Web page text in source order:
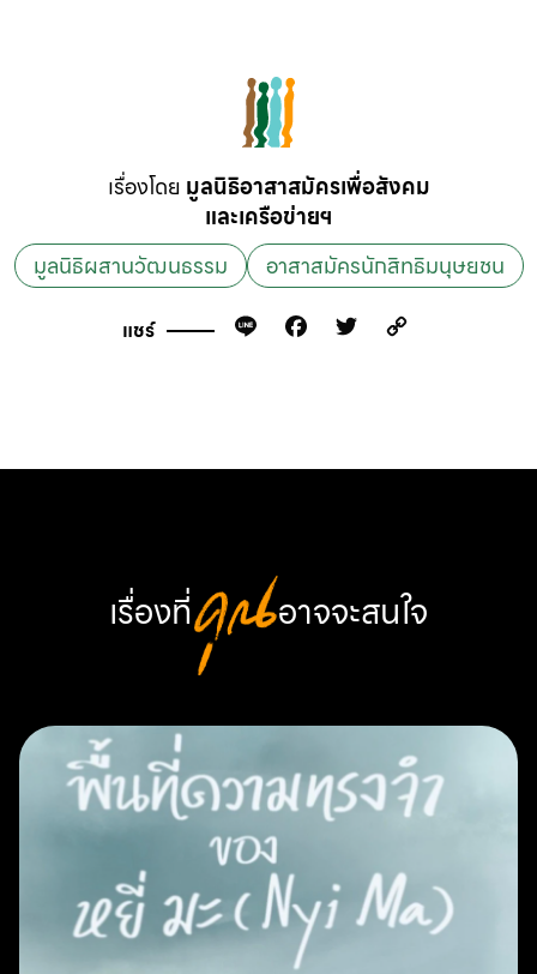
เรื่องโดย มูลนิธิอาสาสมัครเพื่อสังคม
และเครือข่ายฯ
มูลนิธิผสานวัฒนธรรม
อาสาสมัครนักสิทธิมนุษยชน
แชร์ Line Facebook
Twitter
เรื่องที่คุณ อาจจะสนใจ